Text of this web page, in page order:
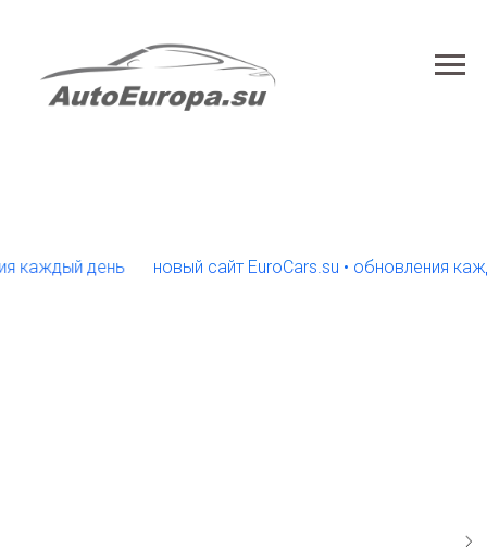
день новый сайт EuroCars.su • обновления каждый